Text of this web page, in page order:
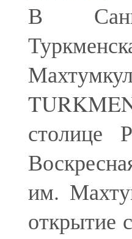
В
столице
им.
открытие